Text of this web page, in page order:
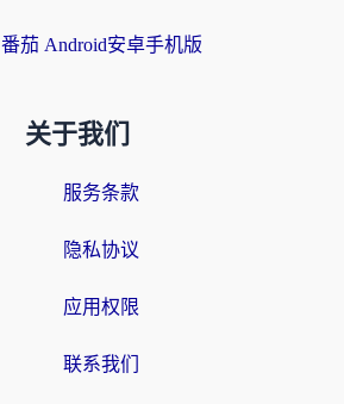
番茄 Android安卓手机版
关于我们
服务条款
隐私协议
应用权限
联系我们